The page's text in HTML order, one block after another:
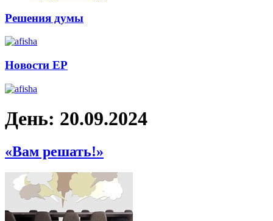
Решения думы
Новости ЕР
День: 20.09.2024
«Вам решать!»